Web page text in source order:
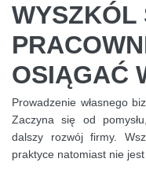
WYSZKÓL
OSIĄGAĆ
Prowadzenie własnego
Zaczyna się od
dalszy rozwój firmy.
praktyce natomiast nie